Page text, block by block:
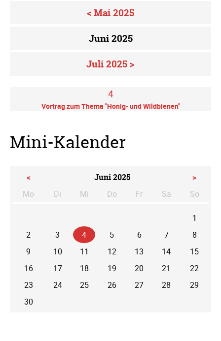
< Mai 2025
Juni 2025
Juli 2025 >
4
Vortrag zum Thema "Honig- und Wildbienen"
Mini-Kalender
< Juni 2025
>
Mo
Di enstag
Mi ttwoch
Do nnerstag
Fr Sa mstagSo
1
2
3 4 5 6 7
8
9
10 11 12 13 14
15
16
17 18 19 20 21
22
23
24 25 26 27 28
29
30